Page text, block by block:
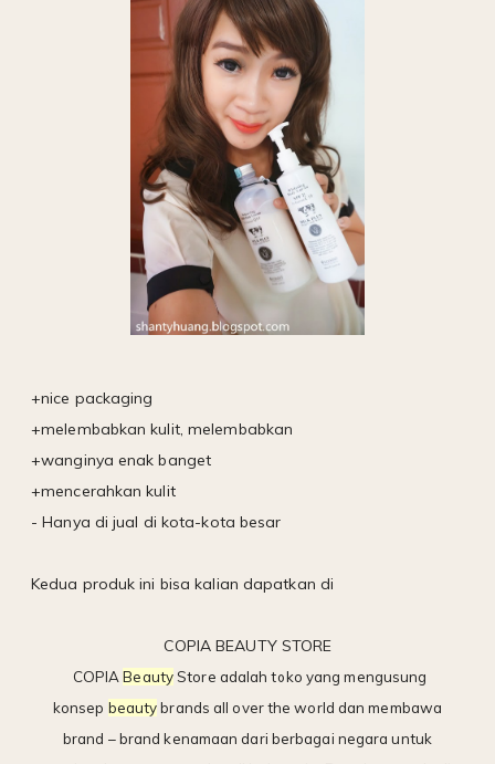
+nice packaging
+melembabkan kulit, melembabkan
+wanginya enak banget
+mencerahkan kulit
- Hanya di jual di kota-kota besar
Kedua produk ini bisa kalian dapatkan di
COPIA BEAUTY STORE
COPIABeautyStore adalah toko yang mengusung
konsep beautybrands all over the world dan membawa
brand – brand kenamaan dari berbagai negara untuk